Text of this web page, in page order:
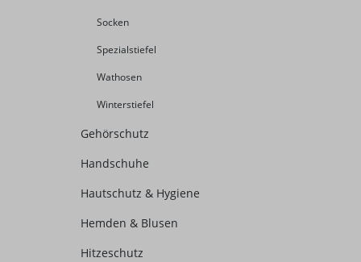
Socken
Spezialstiefel
Wathosen
Winterstiefel
Gehörschutz
Handschuhe
Hautschutz & Hygiene
Hemden & Blusen
Hitzeschutz